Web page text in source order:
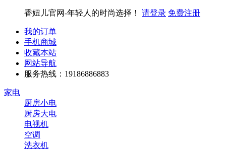
香妞儿官网-年轻人的时尚选择！ 请登录 免费注册
我的订单
手机商城
收藏本站
网站导航
服务热线：19186886883
家电
厨房小电
厨房大电
电视机
空调
洗衣机